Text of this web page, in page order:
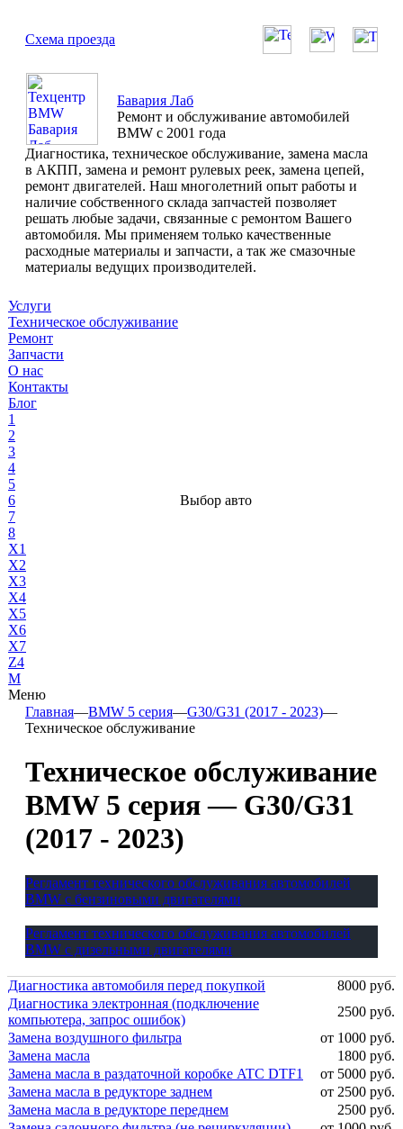
Схема проезда
Бавария Лаб
Ремонт и обслуживание автомобилей
BMW с 2001 года
Диагностика, техническое обслуживание, замена масла
в АКПП, замена и ремонт рулевых реек, замена цепей,
ремонт двигателей. Наш многолетний опыт работы и
наличие собственного склада запчастей позволяет
решать любые задачи, связанные с ремонтом Вашего
автомобиля. Мы применяем только качественные
расходные материалы и запчасти, а так же смазочные
материалы ведущих производителей.
Услуги
Техническое обслуживание
Ремонт
Запчасти
О нас
Контакты
Блог
1
2
3
4
5
6
7
8
X1
X2
X3
X4
X5
X6
X7
Z4
М
Меню
Выбор авто
Главная—BMW 5 серия—G30/G31 (2017 - 2023)—
Техническое обслуживание
Техническое обслуживание
BMW 5 серия — G30/G31
(2017 - 2023)
Регламент технического обслуживания автомобилей
BMW с бензиновыми двигателями
Регламент технического обслуживания автомобилей
BMW с дизельными двигателями
Диагностика автомобиля перед покупкой
8000 руб.
Диагностика электронная (подключение
компьютера, запрос ошибок)
2500 руб.
Замена воздушного фильтра
от 1000 руб.
Замена масла
1800 руб.
Замена масла в раздаточной коробке ATC DTF1
от 5000 руб.
Замена масла в редукторе заднем
от 2500 руб.
Замена масла в редукторе переднем
2500 руб.